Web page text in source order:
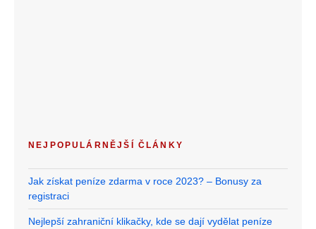
NEJPOPULÁRNĚJŠÍ ČLÁNKY
Jak získat peníze zdarma v roce 2023? – Bonusy za
registraci
Nejlepší zahraniční klikačky, kde se dají vydělat peníze